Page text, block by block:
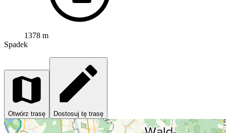
1378 m
Spadek
Otwórz trasę Dostosuj tę trasę